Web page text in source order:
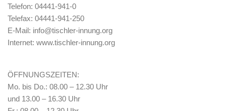
Telefon: 04441-941-0
Telefax: 04441-941-250
E-Mail: info@tischler-innung.org
Internet: www.tischler-innung.org
ÖFFNUNGSZEITEN:
Mo. bis Do.: 08.00 – 12.30 Uhr
und 13.00 – 16.30 Uhr